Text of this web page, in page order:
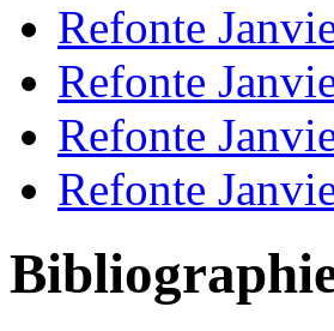
Refonte
Refonte
Refonte
Refonte